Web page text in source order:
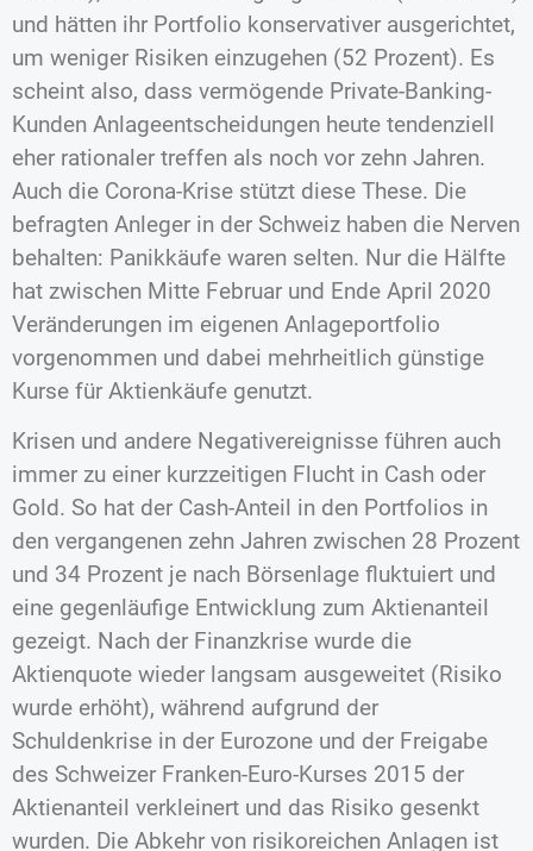
und hätten ihr Portfolio konservativer ausgerichtet,
um weniger Risiken einzugehen (52 Prozent). Es
scheint also, dass vermögende Private-Banking-
Kunden Anlageentscheidungen heute tendenziell
eher rationaler treffen als noch vor zehn Jahren.
Auch die Corona-Krise stützt diese These. Die
befragten Anleger in der Schweiz haben die Nerven
behalten: Panikkäufe waren selten. Nur die Hälfte
hat zwischen Mitte Februar und Ende April 2020
Veränderungen im eigenen Anlageportfolio
vorgenommen und dabei mehrheitlich günstige
Kurse für Aktienkäufe genutzt.
Krisen und andere Negativereignisse führen auch
immer zu einer kurzzeitigen Flucht in Cash oder
Gold. So hat der Cash-Anteil in den Portfolios in
den vergangenen zehn Jahren zwischen 28 Prozent
und 34 Prozent je nach Börsenlage fluktuiert und
eine gegenläufige Entwicklung zum Aktienanteil
gezeigt. Nach der Finanzkrise wurde die
Aktienquote wieder langsam ausgeweitet (Risiko
wurde erhöht), während aufgrund der
Schuldenkrise in der Eurozone und der Freigabe
des Schweizer Franken-Euro-Kurses 2015 der
Aktienanteil verkleinert und das Risiko gesenkt
wurden. Die Abkehr von risikoreichen Anlagen ist